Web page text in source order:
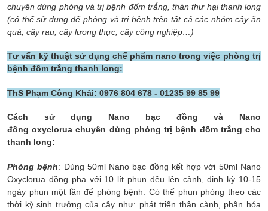
chuyên dùng phòng và trị bệnh đốm trắng, thán thư hại thanh long
(có thể sử dụng để phòng và trị bệnh trên tất cả các nhóm cây ăn
quả, cây rau, cây lương thực, cây công nghiệp…)
Tư vấn kỹ thuật sử dụng chế phẩm nano trong việc phòng trị
bệnh đốm trắng thanh long:
ThS Phạm Công Khải: 0976 804 678 - 01235 99 85 99
Cách sử dụng Nano bạc đồng và Nano
đồng oxyclorua chuyên dùng phòng trị bệnh đốm trắng cho
thanh long:
Phòng bệnh: Dùng 50ml Nano bạc đồng kết hợp với 50ml Nano
Oxyclorua đồng pha với 10 lít phun đều lên cành, định kỳ 10-15
ngày phun một lần để phòng bệnh. Có thể phun phòng theo các
thời kỳ sinh trưởng của cây như: phát triển thân cành, phân hóa